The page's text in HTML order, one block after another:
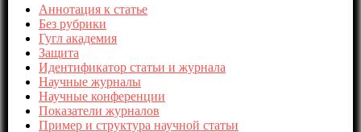
Аннотация к статье
Без рубрики
Гугл академия
Защита
Идентификатор статьи и журнала
Научные журналы
Научные конференции
Показатели журналов
Пример и структура научной статьи